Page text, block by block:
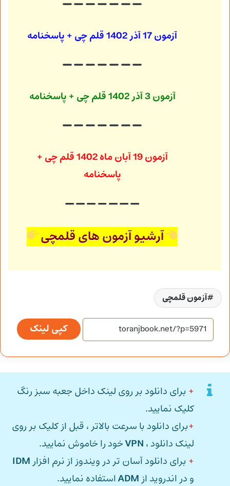
آزمون 17 آذر 1402 قلم چی + پاسخنامه
آزمون 3 آذر 1402 قلم چی + پاسخنامه
آزمون 19 آبان ماه 1402
قلم چی +
پاسخنامه
آرشیو آزمون های قلمچی
آزمون قلمچی
کپی لینک
+ برای دانلود بر روی لینک داخل جعبه سبز رنگ
کلیک نمایید.
+برای دانلود با سرعت بالاتر ، قبل از کلیک بر روی
لینک دانلود ، VPNخود را خاموش نمایید.
+ برای دانلود آسان تر در ویندوز از نرم افزار IDM
و در اندروید از ADMاستفاده نمایید.